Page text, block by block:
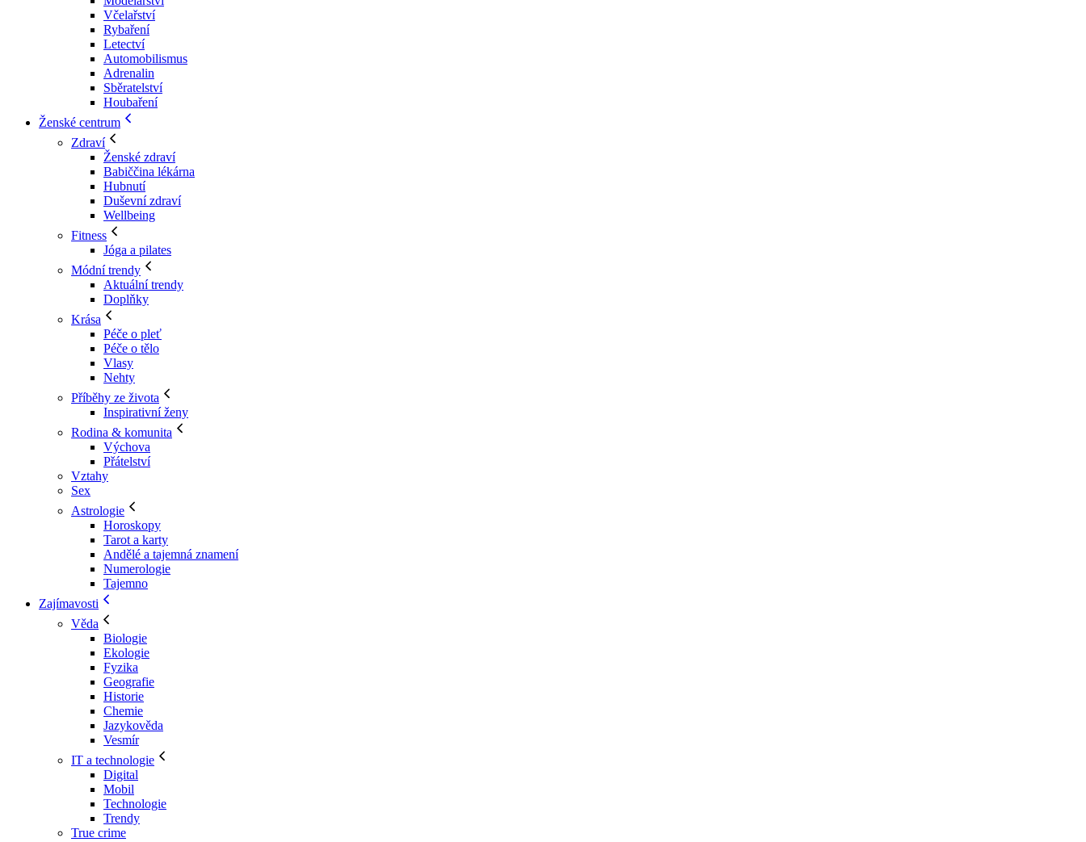
Včelařství
Rybaření
Letectví
Automobilismus
Adrenalin
Sběratelství
Houbaření
Ženské centrum
Zdraví
Ženské zdraví
Babiččina lékárna
Hubnutí
Duševní zdraví
Wellbeing
Fitness
Jóga a pilates
Módní trendy
Aktuální trendy
Doplňky
Krása
Péče o pleť
Péče o tělo
Vlasy
Nehty
Příběhy ze života
Inspirativní ženy
Rodina & komunita
Výchova
Přátelství
Vztahy
Sex
Astrologie
Horoskopy
Tarot a karty
Andělé a tajemná znamení
Numerologie
Tajemno
Zajímavosti
Věda
Biologie
Ekologie
Fyzika
Geografie
Historie
Chemie
Jazykověda
Vesmír
IT a technologie
Digital
Mobil
Technologie
Trendy
True crime